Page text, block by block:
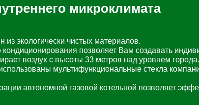
микроклимата
экологически чистых материалов.
кондиционирования позволяет Вам создавать
воздух с высоты 33 метров над уровнем города.
мультифункциональные стекла
автономной газовой котельной позволяет